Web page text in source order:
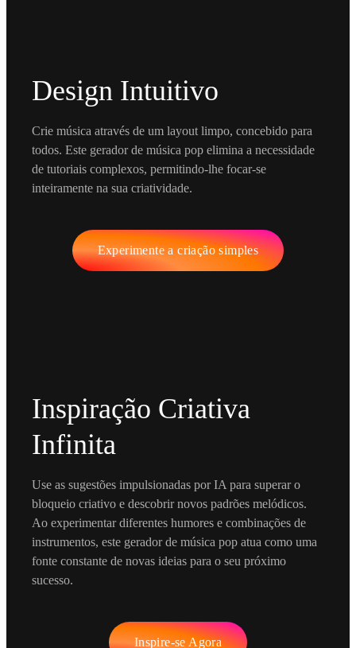
Design Intuitivo
Crie música através de um layout limpo, concebido para
todos. Este gerador de música pop elimina a necessidade
de tutoriais complexos, permitindo-lhe focar-se
inteiramente na sua criatividade.
Experimente a criação simples
Inspiração Criativa
Infinita
Use as sugestões impulsionadas por IA para superar o
bloqueio criativo e descobrir novos padrões melódicos.
Ao experimentar diferentes humores e combinações de
instrumentos, este gerador de música pop atua como uma
fonte constante de novas ideias para o seu próximo
sucesso.
Inspire-se Agora